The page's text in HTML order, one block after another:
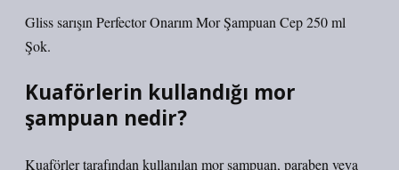
Gliss sarışın Perfector Onarım Mor Şampuan Cep 250 ml
Şok.
Kuaförlerin kullandığı mor
şampuan nedir?
Kuaförler tarafından kullanılan mor şampuan, paraben veya